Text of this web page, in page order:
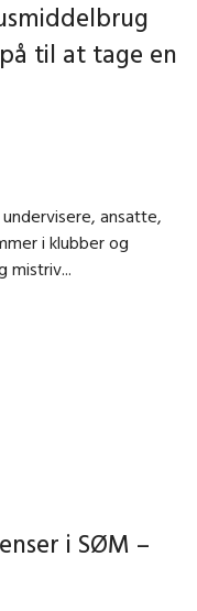
til at tage en
ansatte,
i klubber og
mistriv...
i SØM –